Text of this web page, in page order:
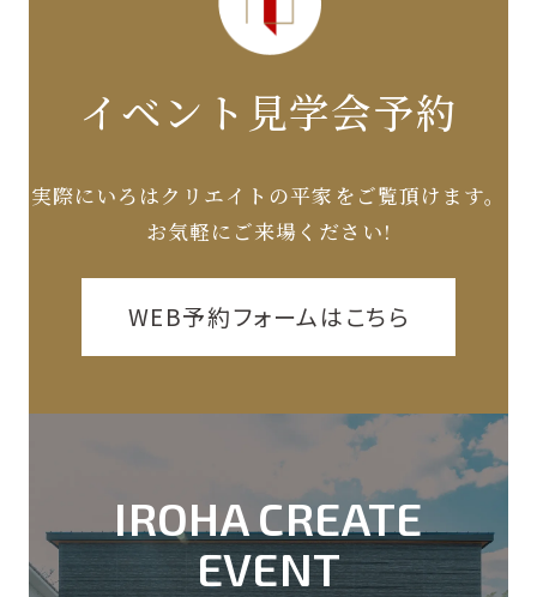
IROHA CREATE
EVENT
イベント見学会予約
実際にいろはクリエイトの平家をご覧頂けます。
お気軽にご来場ください!
WEB予約フォームはこちら